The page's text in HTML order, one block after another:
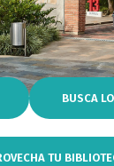
BUSCA
TU